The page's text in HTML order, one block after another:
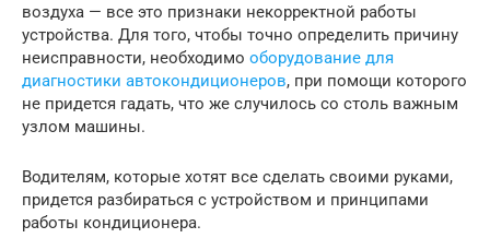
воздуха — все это признаки некорректной работы
устройства. Для того, чтобы точно определить причину
неисправности, необходимо оборудование для
диагностики автокондиционеров, при помощи которого
не придется гадать, что же случилось со столь важным
узлом машины.
Водителям, которые хотят все сделать своими руками,
придется разбираться с устройством и принципами
работы кондиционера.